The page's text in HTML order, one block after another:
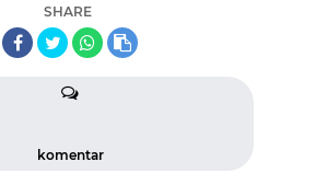
SHARE
komentar